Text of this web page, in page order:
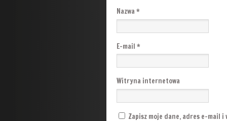
Nazwa *
E-mail *
Witryna internetowa
Zapisz moje dane, adres e-mail